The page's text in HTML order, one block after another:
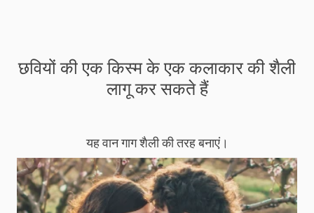
छवियों की एक किस्म के एक कलाकार की शैली
लागू कर सकते हैं
यह वान गाग शैली की तरह बनाएं।